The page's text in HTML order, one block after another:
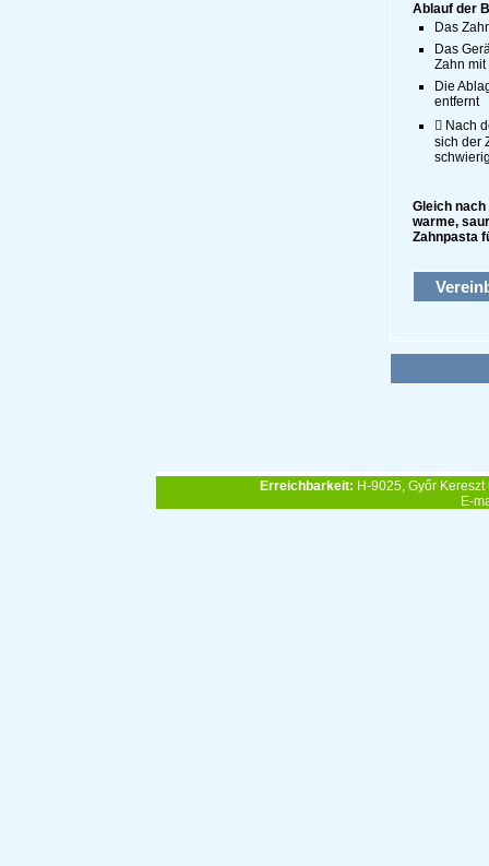
Ablauf der
Das
Das
Zahn
Die
entfernt
 Nach
sich der
Gleich
warme,
Zahnpasta
Erreichbarkeit: H-9025, Győr
E-